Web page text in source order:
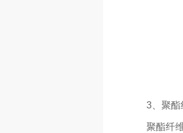
3、聚酯
聚酯纤